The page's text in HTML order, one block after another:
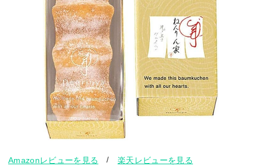
Amazonレビューを見る /楽天レビューを見る